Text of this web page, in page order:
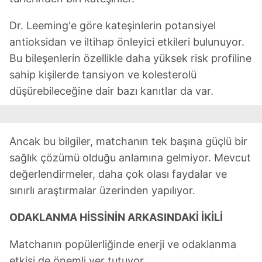
toplumu hizmetlerinin sunulması amacıyla
kullanılmaktadır. Diğer çerezler, sitemizin daha işlevsel
kılınması ve kişiselleştirilmesi ve sizlere yönelik
reklam/pazarlama faaliyetlerinin yapılması, amaçlarıyla
sınırlı olarak açık rızanız dahilinde kullanılacaktır.
için Ayarlar butonuna tıklayabilir,Çerez Bilgilendirme
Metnimiziziyaret edebilirsiniz.
6698 sayılı Kişisel Verilerin Korunması Kanunu uyarınca
hazırlanmış Aydınlatma Metnimizi okumak ve sitemizde
ilgili mevzuata uygun olarak kullanılan çerezlerle ilgili bilgi
almak için lütfen tıklayınız.
Dr. Leeming'e göre kateşinlerin potansiyel
antioksidan ve iltihap önleyici etkileri bulunuyor.
Bu bileşenlerin özellikle daha yüksek risk profiline
sahip kişilerde tansiyon ve kolesterolü
düşürebileceğine dair bazı kanıtlar da var.
Ancak bu bilgiler, matchanın tek başına güçlü bir
sağlık çözümü olduğu anlamına gelmiyor. Mevcut
değerlendirmeler, daha çok olası faydalar ve
sınırlı araştırmalar üzerinden yapılıyor.
ODAKLANMA HİSSİNİN ARKASINDAKİ İKİLİ
Matchanın popülerliğinde enerji ve odaklanma